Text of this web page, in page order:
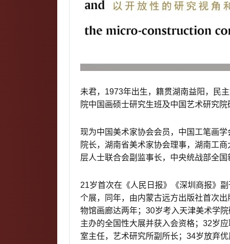
未君，1973年出生，籍贯湖南益阳，民
院中国画硕士研究生班及中国艺术研究
现为中国美术家协会会员，中国工笔画
院长，湖南省美术家协会理事，湖南工
层人士联合会副监事长，中央统战部全国
21岁首次在《人民日报》《深圳商报》
个展，同年，由内蒙古远方出版社首次
物馆画廊达两年；30岁考入天津美术学
主办的全国性大展并获入会资格；32岁
室主任，艺术研究所副所长；34岁放弃